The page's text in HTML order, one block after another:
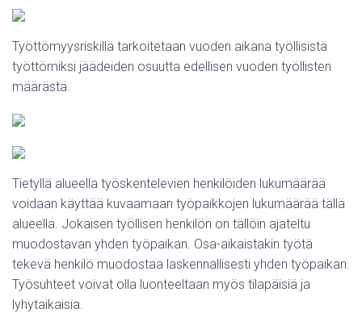
Työttömyysriskillä tarkoitetaan vuoden aikana työllisistä
työttömiksi jäädeiden osuutta edellisen vuoden työllisten
määrästä.
Tietyllä alueella työskentelevien henkilöiden lukumäärää
voidaan käyttää kuvaamaan työpaikkojen lukumäärää tällä
alueella. Jokaisen työllisen henkilön on tällöin ajateltu
muodostavan yhden työpaikan. Osa-aikaistakin työtä
tekevä henkilö muodostaa laskennallisesti yhden työpaikan.
Työsuhteet voivat olla luonteeltaan myös tilapäisiä ja
lyhytaikaisia.